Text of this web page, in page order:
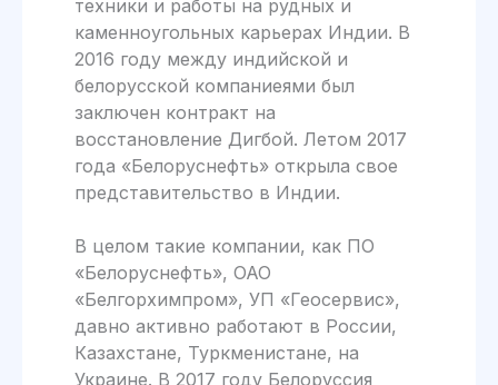
техники и работы на рудных и
каменноугольных карьерах Индии. В
2016 году между индийской и
белорусской компаниеями был
заключен контракт на
восстановление Дигбой. Летом 2017
года «Белоруснефть» открыла свое
представительство в Индии.
В целом такие компании, как ПО
«Белоруснефть», ОАО
«Белгорхимпром», УП «Геосервис»,
давно активно работают в России,
Казахстане, Туркменистане, на
Украине. В 2017 году Белоруссия